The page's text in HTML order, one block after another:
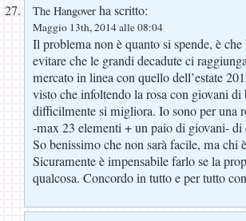
The Hangover ha scritto:
Maggio 13th, 2014 alle 08:04
Il problema non è quanto si spende, è
evitare che le grandi decadute ci
mercato in linea con quello dell’estate
visto che infoltendo la rosa con giovani di
difficilmente si migliora. Io sono per una
-max 23 elementi + un paio di giovani-
So benissimo che non sarà facile, ma chi
Sicuramente è impensabile farlo se la
qualcosa. Concordo in tutto e per tutto